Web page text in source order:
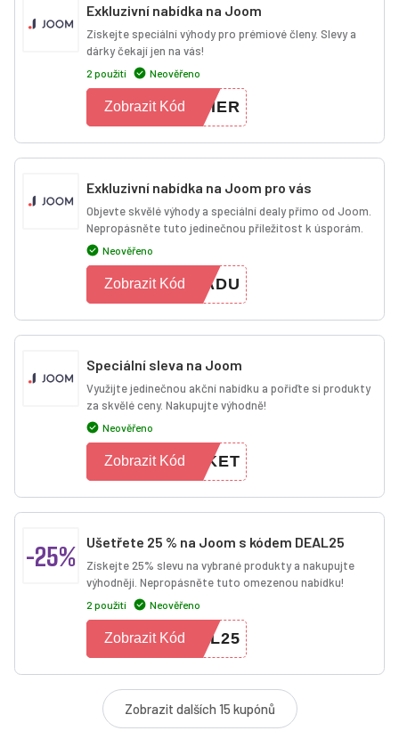
Exkluzivní nabídka na Joom
Získejte speciální výhody pro prémiové členy. Slevy a
dárky čekají jen na vás!
2 použití Neověřeno
MIER
Zobrazit Kód
Exkluzivní nabídka na Joom pro vás
Objevte skvělé výhody a speciální dealy přímo od Joom.
Nepropásněte tuto jedinečnou příležitost k úsporám.
Neověřeno
PADU
Zobrazit Kód
Speciální sleva na Joom
Využijte jedinečnou akční nabídku a pořiďte si produkty
za skvělé ceny. Nakupujte výhodně!
Neověřeno
CKET
Zobrazit Kód
-25% Ušetřete 25 % na Joom s kódem DEAL25
Získejte 25% slevu na vybrané produkty a nakupujte
výhodněji. Nepropásněte tuto omezenou nabídku!
2 použití Neověřeno
AL25
Zobrazit Kód
Zobrazit dalších 15 kupónů